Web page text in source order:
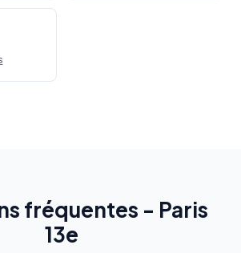
fréquentes - Paris
13e